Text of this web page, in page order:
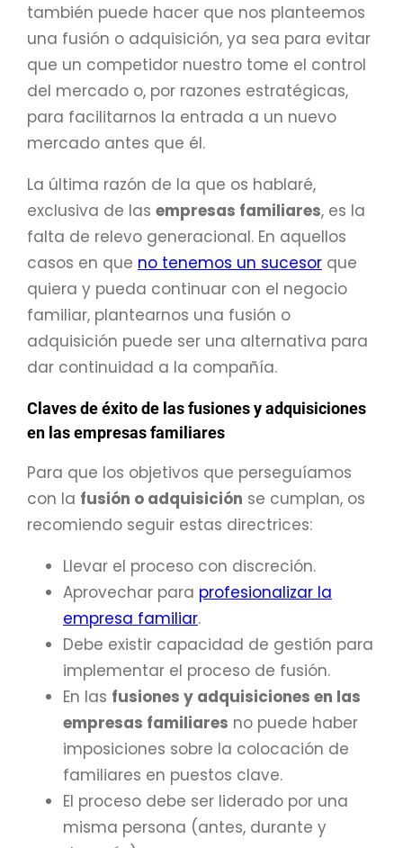
también puede hacer que nos planteemos
una fusión o adquisición, ya sea para evitar
que un competidor nuestro tome el control
del mercado o, por razones estratégicas,
para facilitarnos la entrada a un nuevo
mercado antes que él.
La última razón de la que os hablaré,
exclusiva de las empresas familiares, es la
falta de relevo generacional. En aquellos
casos en que no tenemos un sucesor que
quiera y pueda continuar con el negocio
familiar, plantearnos una fusión o
adquisición puede ser una alternativa para
dar continuidad a la compañía.
Claves de éxito de las fusiones y adquisiciones
en las empresas familiares
Para que los objetivos que perseguíamos
con la fusión o adquisición se cumplan, os
recomiendo seguir estas directrices:
Llevar el proceso con discreción.
Aprovechar para profesionalizar la
empresa familiar.
Debe existir capacidad de gestión para
implementar el proceso de fusión.
En las fusiones y adquisiciones en las
empresas familiares no puede haber
imposiciones sobre la colocación de
familiares en puestos clave.
El proceso debe ser liderado por una
misma persona (antes, durante y